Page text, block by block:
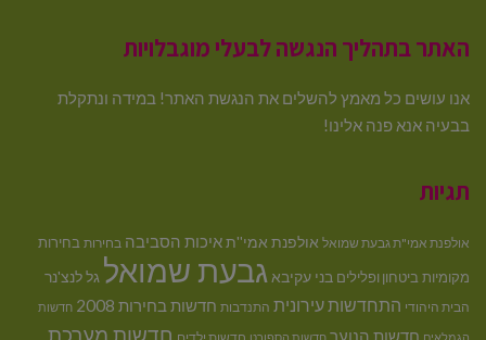
האתר בתהליך הנגשה לבעלי מוגבלויות
אנו עושים כל מאמץ להשלים את הנגשת האתר! במידה ונתקלת
בבעיה אנא פנה אלינו!
תגיות
אולפנת אמי"ת גבעת שמואל אולפנת אמי''תאיכות הסביבה בחירות בחירות
מקומיות ביטחון ופלילים בני עקיבא גבעת שמואל גל לנצ'נר
הבית היהודי התחדשות עירונית התנדבות חדשות בחירות 2008 חדשות
הגמלאים חדשות הנוער חדשות הספורט חדשות מערכת